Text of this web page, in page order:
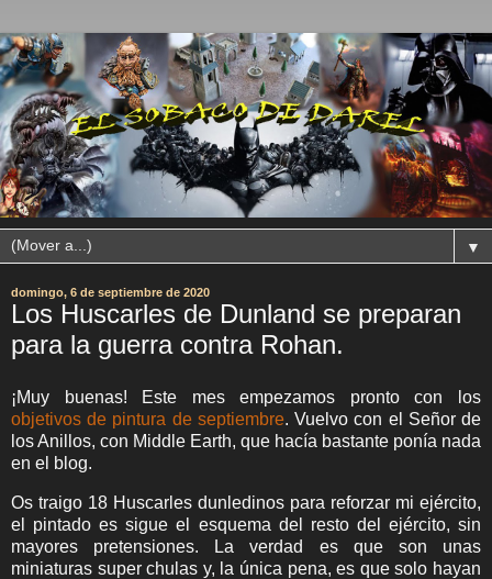
▼
domingo, 6 de septiembre de 2020
Los Huscarles de Dunland se preparan
para la guerra contra Rohan.
¡Muy buenas! Este mes empezamos pronto con los
objetivos de pintura de septiembre. Vuelvo con el Señor de
los Anillos, con Middle Earth, que hacía bastante ponía nada
en el blog.
Os traigo 18 Huscarles dunledinos para reforzar mi ejército,
el pintado es sigue el esquema del resto del ejército, sin
mayores pretensiones. La verdad es que son unas
miniaturas super chulas y, la única pena, es que solo hayan